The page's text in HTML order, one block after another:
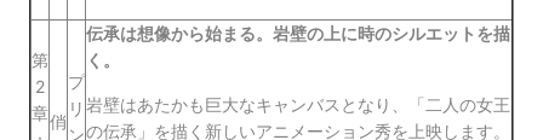
第
2
章俏
プ
リ
ン
伝承は想像から始まる。岩壁の上に時のシルエットを描
く。
岩壁はあたかも巨大なキャンバスとなり、「二人の女王
の伝承」を描く新しいアニメーション秀を上映します。